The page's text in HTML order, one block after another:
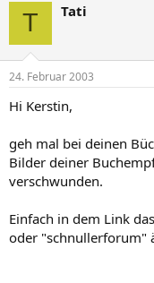
T Tati
24. Februar 2003
Hi Kerstin,
geh mal bei deinen
Bilder deiner
verschwunden.
Einfach in dem Link
oder "schnullerforum"